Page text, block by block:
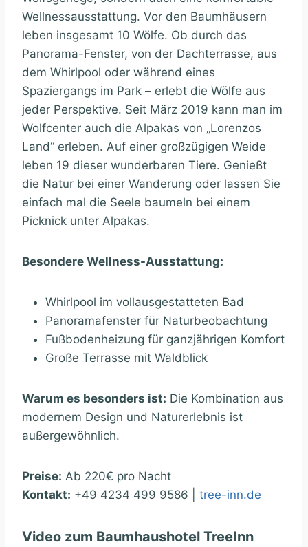
Wellnessausstattung. Vor den Baumhäusern
leben insgesamt 10 Wölfe. Ob durch das
Panorama-Fenster, von der Dachterrasse, aus
dem Whirlpool oder während eines
Spaziergangs im Park – erlebt die Wölfe aus
jeder Perspektive. Seit März 2019 kann man im
Wolfcenter auch die Alpakas von „Lorenzos
Land“ erleben. Auf einer großzügigen Weide
leben 19 dieser wunderbaren Tiere. Genießt
die Natur bei einer Wanderung oder lassen Sie
einfach mal die Seele baumeln bei einem
Picknick unter Alpakas.
Besondere Wellness-Ausstattung:
Whirlpool im vollausgestatteten Bad
Panoramafenster für Naturbeobachtung
Fußbodenheizung für ganzjährigen Komfort
Große Terrasse mit Waldblick
Warum es besonders ist: Die Kombination aus
modernem Design und Naturerlebnis ist
außergewöhnlich.
Preise: Ab 220€ pro Nacht
Kontakt: +49 4234 499 9586 | tree-inn.de
Video zum Baumhaushotel TreeInn